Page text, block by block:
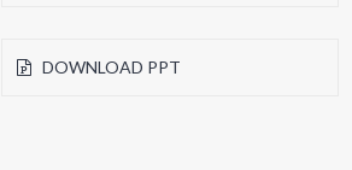
DOWNLOAD PPT